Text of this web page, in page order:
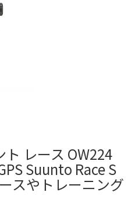
ト レース OW224
Suunto Race S
スやトレーニング